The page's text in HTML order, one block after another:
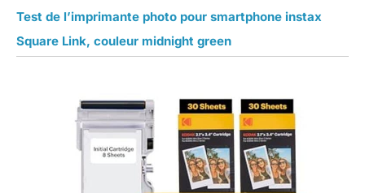
Test de l’imprimante photo pour smartphone instax
Square Link, couleur midnight green